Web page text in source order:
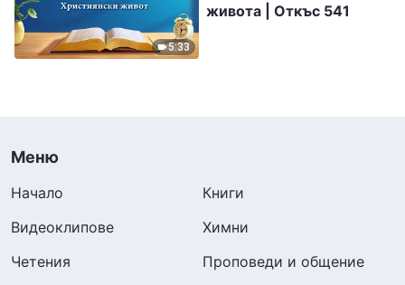
5:33
живота | Откъс 541
Меню
Начало
Книги
Видеоклипове
Химни
Четения
Проповеди и общение